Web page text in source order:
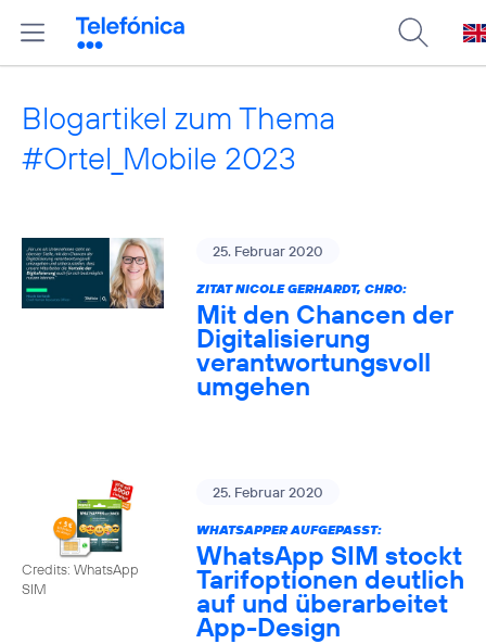
Blogartikel zum Thema
#Ortel_Mobile 2023
25. Februar 2020
ZITAT NICOLE GERHARDT, CHRO:
Mit den Chancen der
Digitalisierung
verantwortungsvoll
umgehen
Credits: WhatsApp
SIM
25. Februar 2020
WHATSAPPER AUFGEPASST:
WhatsApp SIM stockt
Tarifoptionen deutlich
auf und überarbeitet
App-Design